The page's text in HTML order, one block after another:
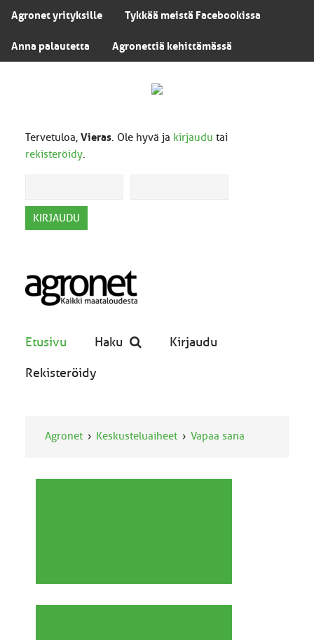
Agronet yrityksille Tykkää meistä Facebookissa
Anna palautetta Agronettiä kehittämässä
Tervetuloa, Vieras. Ole hyvä ja kirjaudu tai
rekisteröidy.
Etusivu Haku Kirjaudu
Rekisteröidy
Agronet Keskusteluaiheet Vapaa sana